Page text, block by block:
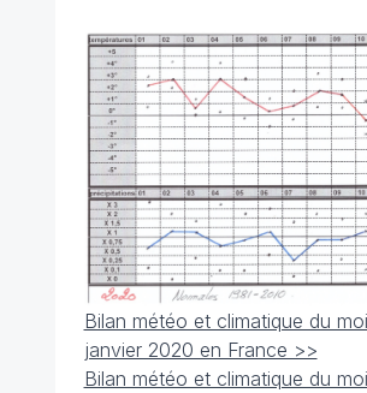
Bilan météo et climatique du
janvier 2020 en France >>
Bilan météo et climatique du